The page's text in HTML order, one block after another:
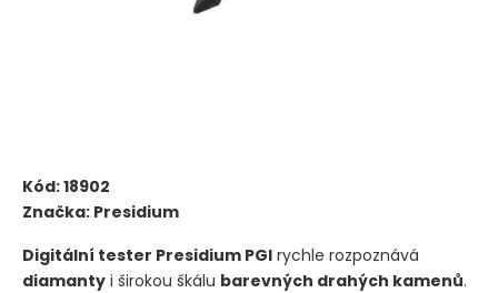
Kód:18902
Značka: Presidium
Digitální tester Presidium PGI rychle rozpoznává
diamanty i širokou škálu barevných drahých kamenů.